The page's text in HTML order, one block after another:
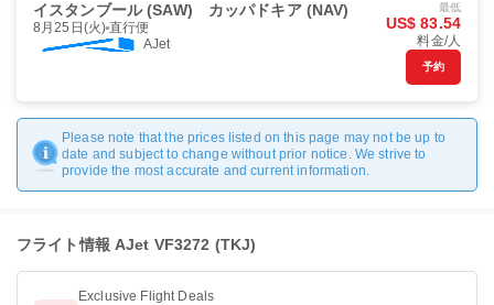
イスタンブール (SAW) カッパドキア (NAV)
8月25日(火) 直行便
AJet
最低
US$ 83.54
料金/人
予約
Please note that the prices listed on this page may not be up to
date and subject to change without prior notice. We strive to
provide the most accurate and current information.
フライト情報 AJet VF3272 (TKJ)
Exclusive Flight Deals